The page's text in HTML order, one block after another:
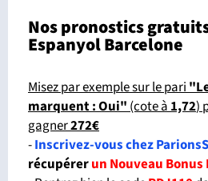
Nos pronostics
Espanyol Barcelone
Misez par exemple sur le pari
marquent : Oui"(cote à1,72)
gagner272€
-Inscrivez-vous chez
récupérerun Nouveau Bonus